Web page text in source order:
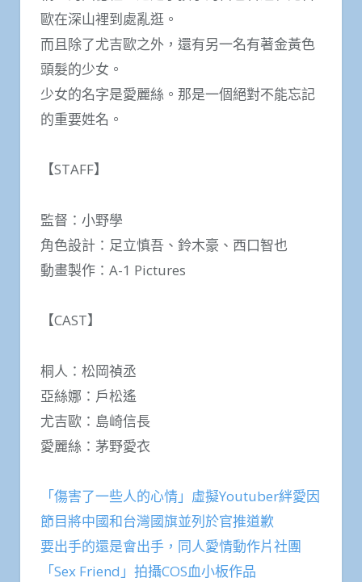
歐在深山裡到處亂逛。
而且除了尤吉歐之外，還有另一名有著金黃色
頭髮的少女。
少女的名字是愛麗絲。那是一個絕對不能忘記
的重要姓名。
【STAFF】
監督：小野學
角色設計：足立慎吾、鈴木豪、西口智也
動畫製作：A-1 Pictures
【CAST】
桐人：松岡禎丞
亞絲娜：戶松遙
尤吉歐：島崎信長
愛麗絲：茅野愛衣
「傷害了一些人的心情」虛擬Youtuber絆愛因
節目將中國和台灣國旗並列於官推道歉
要出手的還是會出手，同人愛情動作片社團
「Sex Friend」拍攝COS血小板作品